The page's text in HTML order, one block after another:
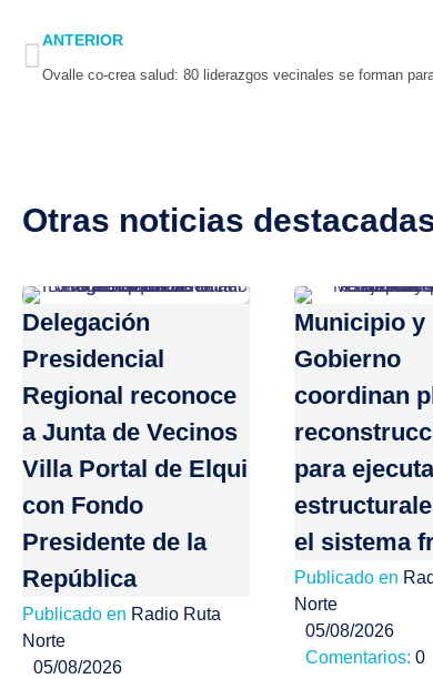
Prev
ANTERIOR
Otras noticias
Delegación
Presidencial
Regional reconoce
a Junta de Vecinos
Villa Portal de Elqui
con Fondo
Presidente de la
República
Publicado en Radio Ruta
Norte
05/08/2026
Municipio y
Gobierno
coordinan
para
el sistema
Publicado en
Norte
05/08/2026
Comentarios: 0